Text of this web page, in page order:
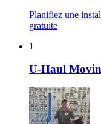
Planifiez une
gratuite
1
U-Haul